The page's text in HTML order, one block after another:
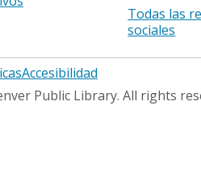
Todas las
sociales
Accesibilidad
Public Library. All rights